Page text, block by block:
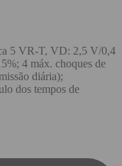
5 VR-T, VD: 2,5 V/0,4
4 máx. choques de
diária);
dos tempos de